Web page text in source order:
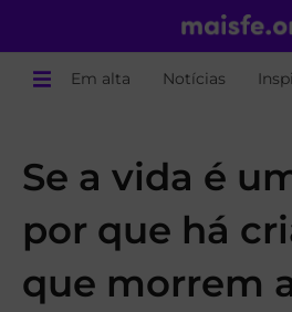
Em alta Notícias
Se a vida é
por que há
que morrem